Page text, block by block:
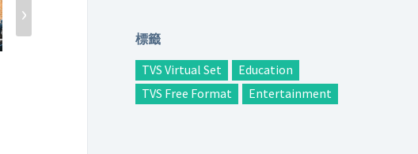
›
標籤
TVS Virtual Set
Education
TVS Free Format
Entertainment